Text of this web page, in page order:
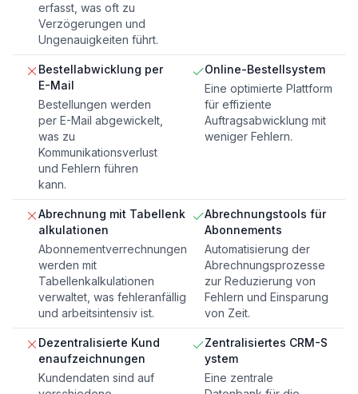
erfasst, was oft zu
Verzögerungen und
Ungenauigkeiten führt.
Bestellabwicklung per
E-Mail
Bestellungen werden
per E-Mail abgewickelt,
was zu
Kommunikationsverlust
und Fehlern führen
kann.
Online-Bestellsystem
Eine optimierte Plattform
für effiziente
Auftragsabwicklung mit
weniger Fehlern.
Abrechnung mit Tabellenk
alkulationen
Abonnementverrechnungen
werden mit
Tabellenkalkulationen
verwaltet, was fehleranfällig
und arbeitsintensiv ist.
Abrechnungstools für
Abonnements
Automatisierung der
Abrechnungsprozesse
zur Reduzierung von
Fehlern und Einsparung
von Zeit.
Dezentralisierte Kund
enaufzeichnungen
Kundendaten sind auf
Zentralisiertes CRM-S
ystem
Eine zentrale